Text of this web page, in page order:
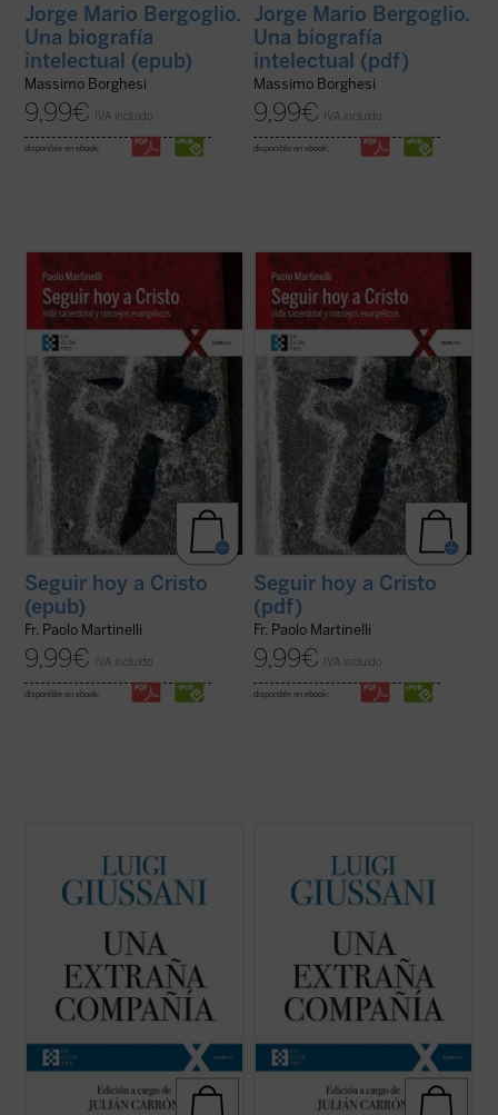
Jorge Mario Bergoglio.
Una biografía
intelectual (epub)
Massimo Borghesi
9,99€ IVA incluido
disponible en ebook:
Jorge Mario Bergoglio.
Una biografía
intelectual (pdf)
Massimo Borghesi
9,99€ IVA incluido
disponible en ebook:
espirituales dirigidos a sacerdotes, se
ofrece como un instrumento altamente
valioso de reflexión para todo cristiano --
cualquiera que sea su estado de vida--
sobre los consejos evangélicos (pobreza,
(ver ficha)
Seguir hoy a Cristo
(epub)
Fr. Paolo Martinelli
9,99€ IVA incluido
disponible en ebook:
espirituales dirigidos a sacerdotes, se
ofrece como un instrumento altamente
valioso de reflexión para todo cristiano --
cualquiera que sea su estado de vida--
sobre los consejos evangélicos (pobreza,
(ver ficha)
Seguir hoy a Cristo
(pdf)
Fr. Paolo Martinelli
9,99€ IVA incluido
disponible en ebook:
pronunciadas por don Luigi Giussani --y los
diálogos a que dieron lugar las mismas--
durante los tres primeros Ejercicios
espirituales de la Fraternidad de Comunión
pronunciadas por don Luigi Giussani --y los
diálogos a que dieron lugar las mismas--
durante los tres primeros Ejercicios
espirituales de la Fraternidad de Comunión